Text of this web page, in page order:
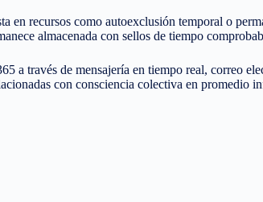
en recursos como autoexclusión temporal o
almacenada con sellos de tiempo
a través de mensajería en tiempo real, correo
con consciencia colectiva en promedio